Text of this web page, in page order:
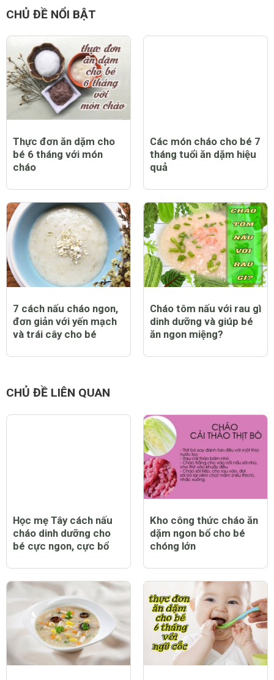
CHỦ ĐỀ NỔI BẬT
Thực đơn ăn dặm cho
bé 6 tháng với món
cháo
Các món cháo cho bé 7
tháng tuổi ăn dặm hiệu
quả
7 cách nấu cháo ngon,
đơn giản với yến mạch
và trái cây cho bé
Cháo tôm nấu với rau gì
dinh dưỡng và giúp bé
ăn ngon miệng?
CHỦ ĐỀ LIÊN QUAN
Học mẹ Tây cách nấu
cháo dinh dưỡng cho
bé cực ngon, cực bổ
Kho công thức cháo ăn
dặm ngon bổ cho bé
chóng lớn